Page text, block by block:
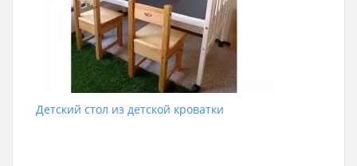
Детский стол из детской кроватки